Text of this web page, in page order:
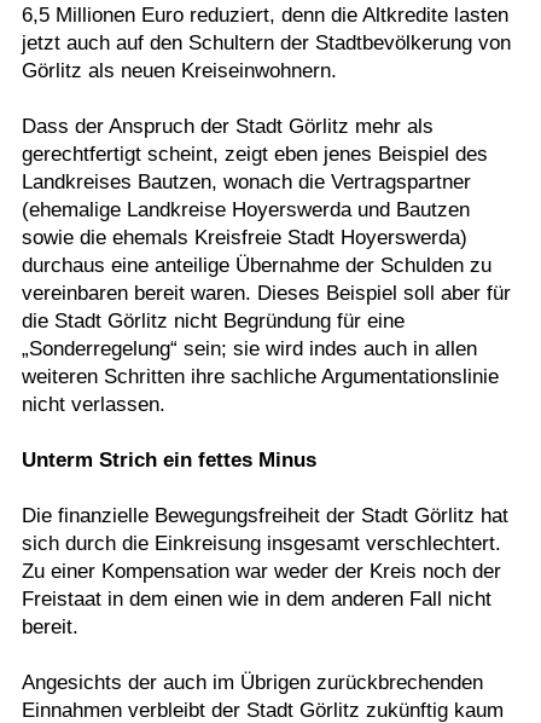
6,5 Millionen Euro reduziert, denn die Altkredite lasten
jetzt auch auf den Schultern der Stadtbevölkerung von
Görlitz als neuen Kreiseinwohnern.
Dass der Anspruch der Stadt Görlitz mehr als
gerechtfertigt scheint, zeigt eben jenes Beispiel des
Landkreises Bautzen, wonach die Vertragspartner
(ehemalige Landkreise Hoyerswerda und Bautzen
sowie die ehemals Kreisfreie Stadt Hoyerswerda)
durchaus eine anteilige Übernahme der Schulden zu
vereinbaren bereit waren. Dieses Beispiel soll aber für
die Stadt Görlitz nicht Begründung für eine
„Sonderregelung“ sein; sie wird indes auch in allen
weiteren Schritten ihre sachliche Argumentationslinie
nicht verlassen.
Unterm Strich ein fettes Minus
Die finanzielle Bewegungsfreiheit der Stadt Görlitz hat
sich durch die Einkreisung insgesamt verschlechtert.
Zu einer Kompensation war weder der Kreis noch der
Freistaat in dem einen wie in dem anderen Fall nicht
bereit.
Angesichts der auch im Übrigen zurückbrechenden
Einnahmen verbleibt der Stadt Görlitz zukünftig kaum